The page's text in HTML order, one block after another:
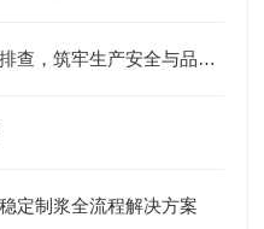
真空乳化机使用检查：全流程排查，筑牢生产安全与品质防线
定制浆全流程解决方案